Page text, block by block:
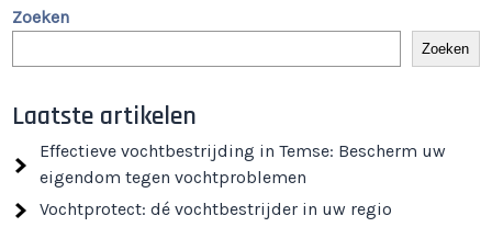
Zoeken
Zoeken
Laatste artikelen
Effectieve vochtbestrijding in Temse: Bescherm uw
eigendom tegen vochtproblemen
Vochtprotect: dé vochtbestrijder in uw regio